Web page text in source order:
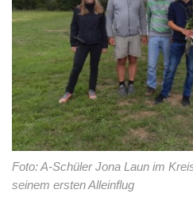
Foto: A-Schüler Jona Laun im
seinem ersten Alleinflug